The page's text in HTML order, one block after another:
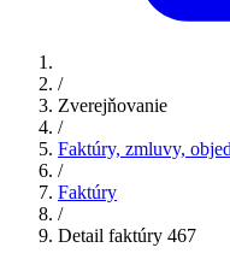
/
Zverejňovanie
/
Faktúry, zmluvy,
/
Faktúry
/
Detail faktúry 467